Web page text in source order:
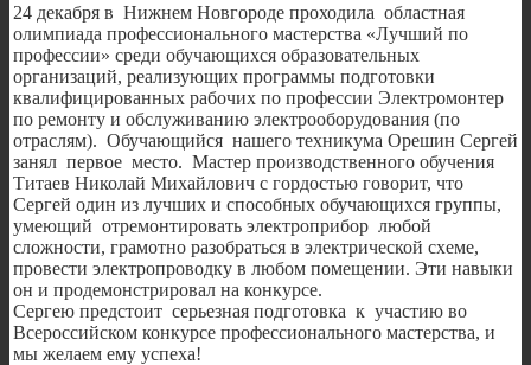
24 декабря в Нижнем Новгороде проходила областная
олимпиада профессионального мастерства «Лучший по
профессии» среди обучающихся образовательных
организаций, реализующих программы подготовки
квалифицированных рабочих по профессии Электромонтер
по ремонту и обслуживанию электрооборудования (по
отраслям). Обучающийся нашего техникума Орешин Сергей
занял первое место. Мастер производственного обучения
Титаев Николай Михайлович с гордостью говорит, что
Сергей один из лучших и способных обучающихся группы,
умеющий отремонтировать электроприбор любой
сложности, грамотно разобраться в электрической схеме,
провести электропроводку в любом помещении. Эти навыки
он и продемонстрировал на конкурсе.
Сергею предстоит серьезная подготовка к участию во
Всероссийском конкурсе профессионального мастерства, и
мы желаем ему успеха!